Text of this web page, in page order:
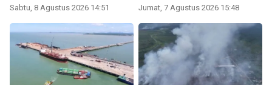
Sabtu, 8 Agustus 2026 14:51 Jumat, 7 Agustus 2026 15:48